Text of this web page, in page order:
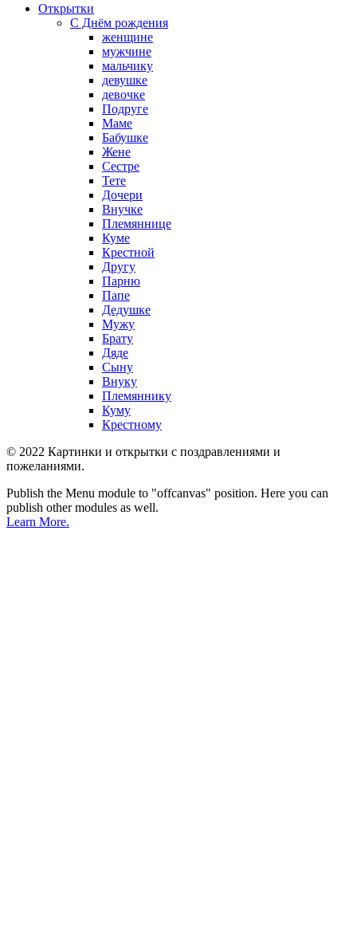
Открытки
С Днём рождения
женщине
мужчине
мальчику
девушке
девочке
Подруге
Маме
Бабушке
Жене
Сестре
Тете
Дочери
Внучке
Племяннице
Куме
Крестной
Другу
Парню
Папе
Дедушке
Мужу
Брату
Дяде
Сыну
Внуку
Племяннику
Куму
Крестному
© 2022 Картинки и открытки с поздравлениями и
пожеланиями.
Publish the Menu module to "offcanvas" position. Here you can
publish other modules as well.
Learn More.